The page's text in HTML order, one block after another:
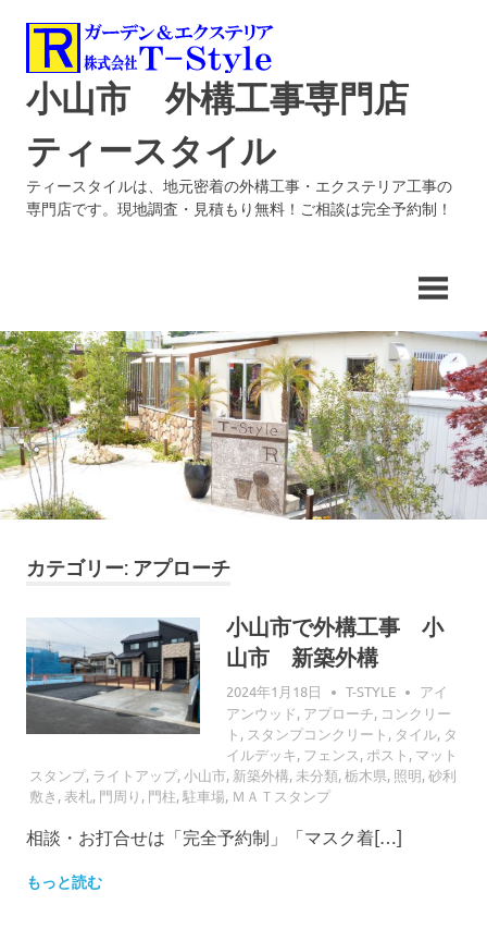
小山市 外構工事専門店
ティースタイル
ティースタイルは、地元密着の外構工事・エクステリア工事の
専門店です。現地調査・見積もり無料！ご相談は完全予約制！
カテゴリー: アプローチ
小山市で外構工事 小
山市 新築外構
2024年1月18日 T-STYLE
アイ
アンウッド, アプローチ, コンクリー
ト , スタンプコンクリート , タイル, タ
イルデッキ, フェンス, ポスト , マット
スタンプ, ライトアップ,小山市, 新築外構, 未分類,栃木県, 照明,砂利
敷き ,表札, 門周り , 門柱,駐車場, ＭＡＴスタンプ
相談・お打合せは「完全予約制」「マスク着[…]
もっと読む